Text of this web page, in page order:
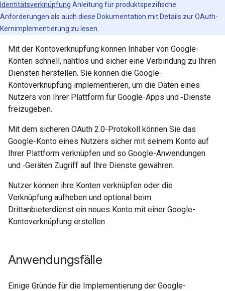
Identitätsverknüpfung Anleitung für produktspezifische
Anforderungen als auch diese Dokumentation mit Details zur OAuth-
Kernimplementierung zu lesen.
Mit der Kontoverknüpfung können Inhaber von Google-
Konten schnell, nahtlos und sicher eine Verbindung zu Ihren
Diensten herstellen. Sie können die Google-
Kontoverknüpfung implementieren, um die Daten eines
Nutzers von Ihrer Plattform für Google-Apps und ‑Dienste
freizugeben.
Mit dem sicheren OAuth 2.0-Protokoll können Sie das
Google-Konto eines Nutzers sicher mit seinem Konto auf
Ihrer Plattform verknüpfen und so Google-Anwendungen
und ‑Geräten Zugriff auf Ihre Dienste gewähren.
Nutzer können ihre Konten verknüpfen oder die
Verknüpfung aufheben und optional beim
Drittanbieterdienst ein neues Konto mit einer Google-
Kontoverknüpfung erstellen.
Anwendungsfälle
Einige Gründe für die Implementierung der Google-